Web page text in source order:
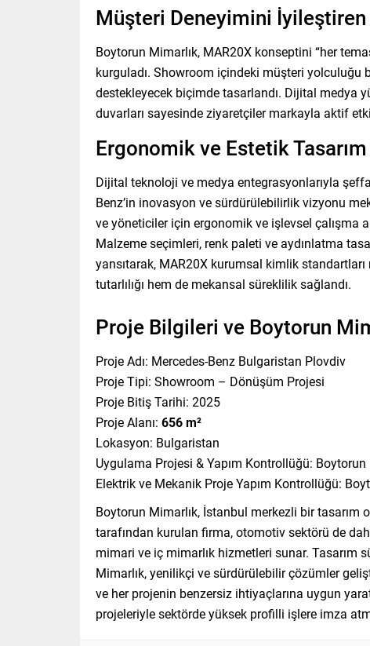
Müşteri Deneyimini
Boytorun Mimarlık, MAR20X konseptini “her
kurguladı. Showroom içindeki müşteri yolculuğu
destekleyecek biçimde tasarlandı. Dijital medya
duvarları sayesinde ziyaretçiler markayla aktif
Ergonomik ve Estetik Tasarım
Dijital teknoloji ve medya entegrasyonlarıyla
Benz’in inovasyon ve sürdürülebilirlik vizyonu
ve yöneticiler için ergonomik ve işlevsel çalışma
Malzeme seçimleri, renk paleti ve aydınlatma
yansıtarak, MAR20X kurumsal kimlik
tutarlılığı hem de mekansal süreklilik sağlandı.
Proje Bilgileri ve Boytorun
Proje Adı: Mercedes-Benz Bulgaristan Plovdiv
Proje Tipi: Showroom – Dönüşüm Projesi
Proje Bitiş Tarihi: 2025
Proje Alanı: 656 m²
Lokasyon: Bulgaristan
Uygulama Projesi & Yapım Kontrollüğü: Boytorun
Elektrik ve Mekanik Proje Yapım Kontrollüğü:
Boytorun Mimarlık, İstanbul merkezli bir
tarafından kurulan firma, otomotiv sektörü de
mimari ve iç mimarlık hizmetleri sunar.
Mimarlık, yenilikçi ve sürdürülebilir çözümler
ve her projenin benzersiz ihtiyaçlarına uygun
projeleriyle sektörde yüksek profilli işlere imza